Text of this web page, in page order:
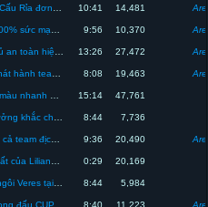
10:41 14,481
9:56 10,370
13:26 27,472
8:08 19,463
15:14 47,761
8:44 7,736
9:36 20,490
0:29 20,169
8:44 5,984
8:40 11,223